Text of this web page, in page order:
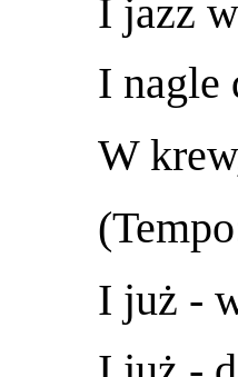
I jazz
I nagle
W
I już -